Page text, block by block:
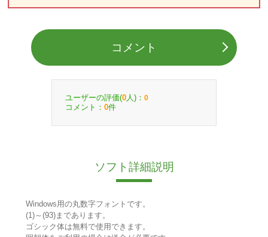
コメント
ユーザーの評価(0 人)： 0
コメント： 0件
ソフト詳細説明
Windows用の丸数字フォントです。
(1)～(93)まであります。
ゴシック体は無料で使用できます。